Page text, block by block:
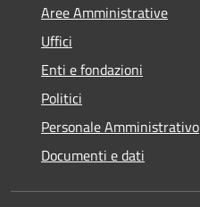
Aree Amministrative
Uffici
Enti e fondazioni
Politici
Personale Amministrativo
Documenti e dati